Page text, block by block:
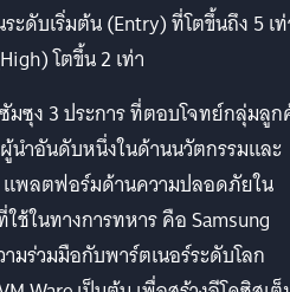
ะดับเริ่มต้น (Entry) ที่โตขึ้นถึง 5 เ
โตขึ้น 2 เท่า
มซุง 3 ประการ ที่ตอบโจทย์กลุ่มลูก
นำอันดับหนึ่งในด้านนวัตกรรมและ
แพลตฟอร์มด้านความปลอดภัยใน
ช้ในทางการทหาร คือ Samsung
มร่วมมือกับพาร์ตเนอร์ระดับโลก